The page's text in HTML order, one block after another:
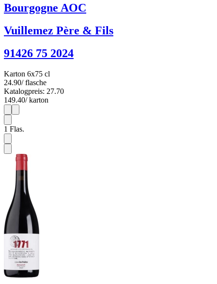
Bourgogne AOC
Vuillemez Père & Fils
91426 75 2024
Karton 6x75 cl
24.90/ flasche
Katalogpreis: 27.70
149.40/ karton
1
1 Flas.